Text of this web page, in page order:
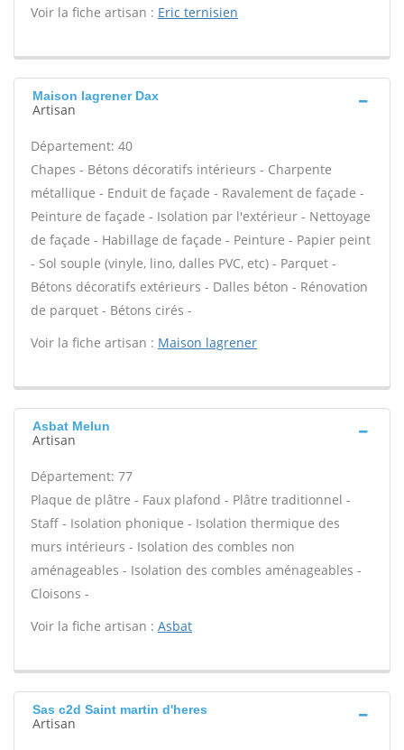
Voir la fiche artisan : Eric ternisien
Maison lagrener Dax
Artisan
Département: 40
Chapes - Bétons décoratifs intérieurs - Charpente
métallique - Enduit de façade - Ravalement de façade -
Peinture de façade - Isolation par l'extérieur - Nettoyage
de façade - Habillage de façade - Peinture - Papier peint
- Sol souple (vinyle, lino, dalles PVC, etc) - Parquet -
Bétons décoratifs extérieurs - Dalles béton - Rénovation
de parquet - Bétons cirés -
Voir la fiche artisan : Maison lagrener
Asbat Melun
Artisan
Département: 77
Plaque de plâtre - Faux plafond - Plâtre traditionnel -
Staff - Isolation phonique - Isolation thermique des
murs intérieurs - Isolation des combles non
aménageables - Isolation des combles aménageables -
Cloisons -
Voir la fiche artisan : Asbat
Sas c2d Saint martin d'heres
Artisan